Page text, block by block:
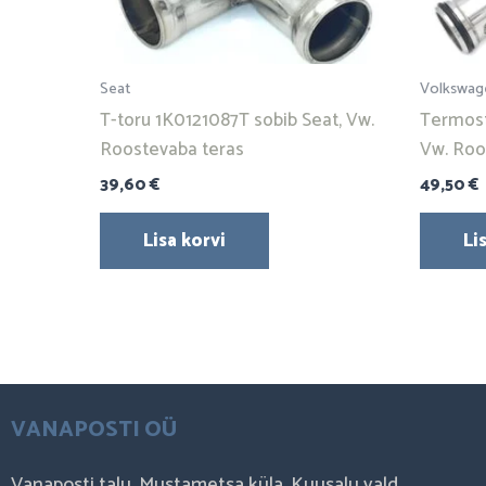
Seat
T-toru 1K0121087T sobib Seat, Vw.
Roostevaba teras
39,60€
Lisa korvi
Vw.
49,50€
VANAPOSTI OÜ